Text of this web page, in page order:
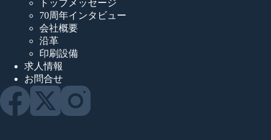
トップメッセージ
70周年インタビュー
会社概要
沿革
印刷設備
求人情報
お問合せ